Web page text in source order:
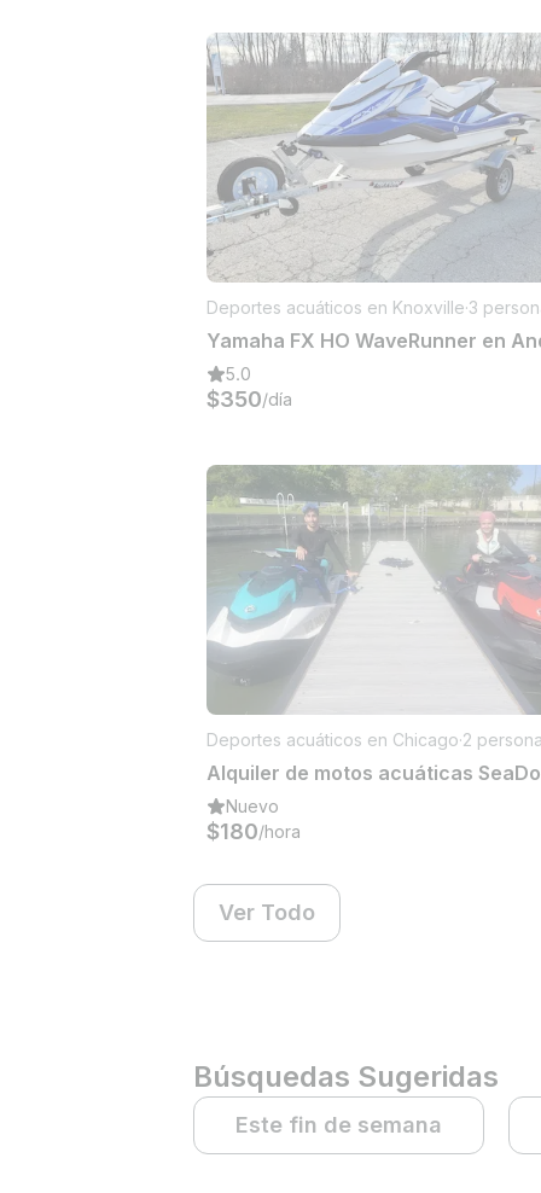
Deportes acuáticos en Knoxville·3
5.0
$350/día
Deportes acuáticos en Chicago·2
Nuevo
$180/hora
Ver Todo
Búsquedas Sugeridas
Este fin de semana